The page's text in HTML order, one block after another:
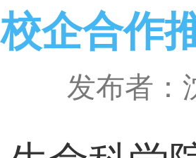
校企合作
发布者：